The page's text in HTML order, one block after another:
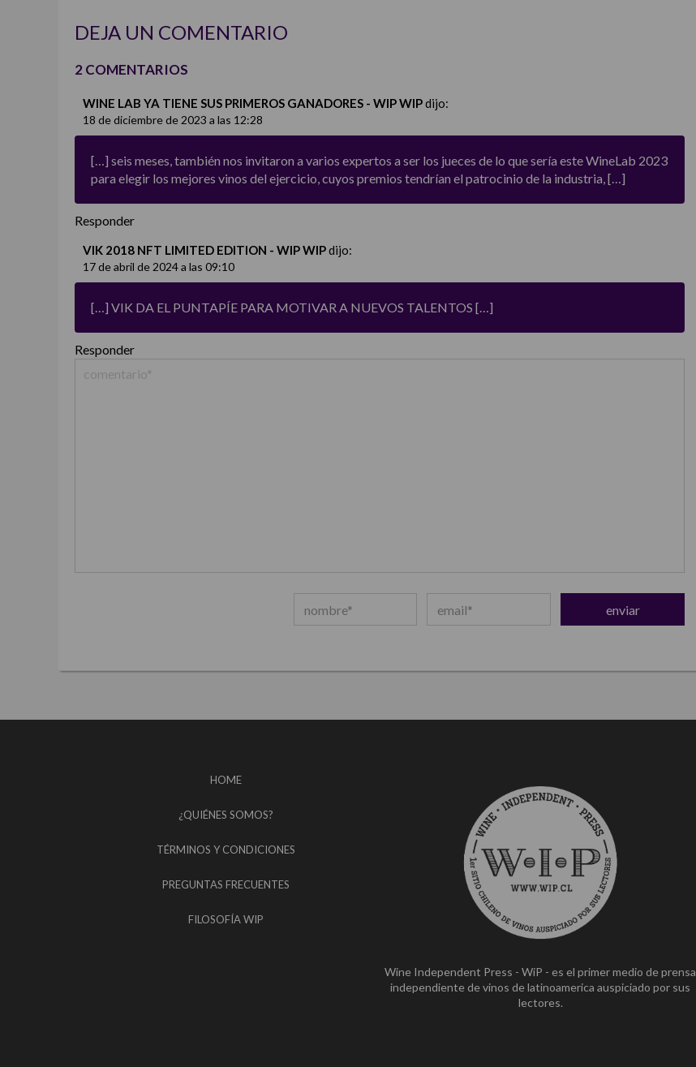
DEJA UN COMENTARIO
2 COMENTARIOS
WINE LAB YA TIENE SUS PRIMEROS GANADORES - WIP WIPdijo:
18 de diciembre de 2023 a las 12:28
[…] seis meses, también nos invitaron a varios expertos a ser los jueces de lo que sería este WineLab 2023
para elegir los mejores vinos del ejercicio, cuyos premios tendrían el patrocinio de la industria, […]
Responder
VIK 2018 NFT LIMITED EDITION - WIP WIPdijo:
17 de abril de 2024 a las 09:10
[…] VIK DA EL PUNTAPÍE PARA MOTIVAR A NUEVOS TALENTOS […]
Responder
HOME
¿QUIÉNES SOMOS?
TÉRMINOS Y CONDICIONES
PREGUNTAS FRECUENTES
FILOSOFÍA WIP
Wine Independent Press - WiP - es el primer medio de prensa
independiente de vinos de latinoamerica auspiciado por sus
lectores.